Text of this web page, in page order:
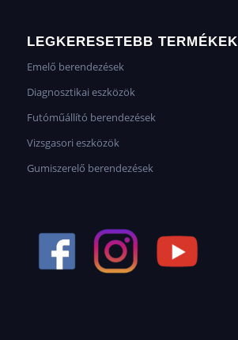
LEGKERESETEBB TERMÉKEK
Emelő berendezések
Diagnosztikai eszközök
Futóműállító berendezések
Vizsgasori eszközök
Gumiszerelő berendezések